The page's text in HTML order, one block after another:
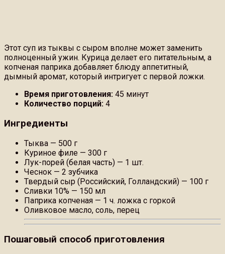
Этот суп из тыквы с сыром вполне может заменить
полноценный ужин. Курица делает его питательным, а
копченая паприка добавляет блюду аппетитный,
дымный аромат, который интригует с первой ложки.
Время приготовления: 45 минут
Количество порций: 4
Ингредиенты
Тыква — 500 г
Куриное филе — 300 г
Лук-порей (белая часть) — 1 шт.
Чеснок — 2 зубчика
Твердый сыр (Российский, Голландский) — 100 г
Сливки 10% — 150 мл
Паприка копченая — 1 ч. ложка с горкой
Оливковое масло, соль, перец
Пошаговый способ приготовления